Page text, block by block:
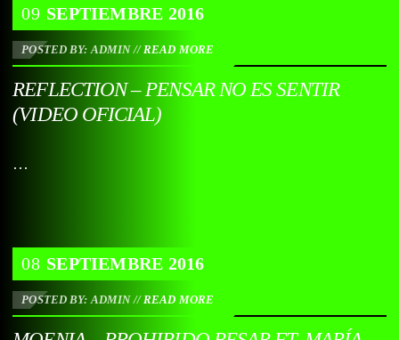
09 SEPTIEMBRE 2016
POSTED BY: ADMIN//READ MORE
REFLECTION – PENSAR NO ES SENTIR
(VIDEO OFICIAL)
…
08 SEPTIEMBRE 2016
POSTED BY: ADMIN//READ MORE